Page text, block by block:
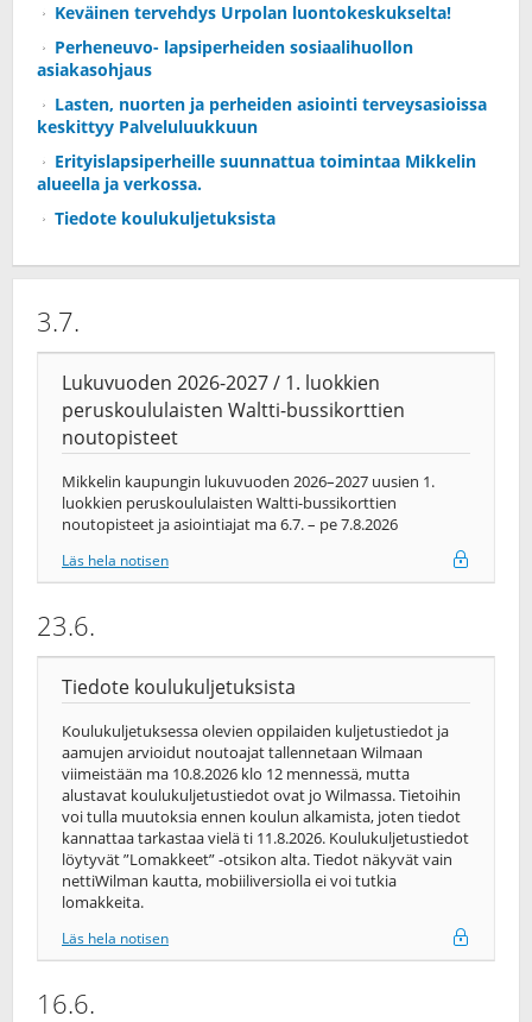
Keväinen tervehdys Urpolan luontokeskukselta!
Perheneuvo- lapsiperheiden sosiaalihuollon
asiakasohjaus
Lasten, nuorten ja perheiden asiointi terveysasioissa
keskittyy Palveluluukkuun
Erityislapsiperheille suunnattua toimintaa Mikkelin
alueella ja verkossa.
Tiedote koulukuljetuksista
3.7.
Lukuvuoden 2026-2027 / 1. luokkien
peruskoululaisten Waltti-bussikorttien
noutopisteet
Mikkelin kaupungin lukuvuoden 2026–2027 uusien 1.
luokkien peruskoululaisten Waltti-bussikorttien
noutopisteet ja asiointiajat ma 6.7. – pe 7.8.2026
Läs hela notisen
23.6.
Tiedote koulukuljetuksista
Koulukuljetuksessa olevien oppilaiden kuljetustiedot ja
aamujen arvioidut noutoajat tallennetaan Wilmaan
viimeistään ma 10.8.2026 klo 12 mennessä, mutta
alustavat koulukuljetustiedot ovat jo Wilmassa. Tietoihin
voi tulla muutoksia ennen koulun alkamista, joten tiedot
kannattaa tarkastaa vielä ti 11.8.2026. Koulukuljetustiedot
löytyvät ”Lomakkeet” -otsikon alta. Tiedot näkyvät vain
nettiWilman kautta, mobiiliversiolla ei voi tutkia
lomakkeita.
Läs hela notisen
16.6.